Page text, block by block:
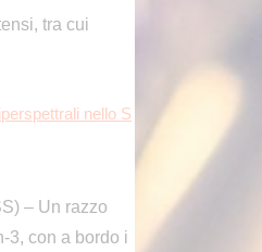
tra cui
nello S
– Un razzo
3, con a bordo i